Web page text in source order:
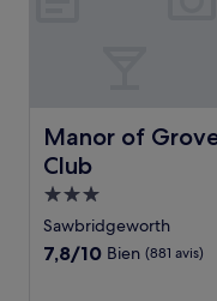
Manor of
Club
Manor of Groves
Hébergement
3.0 étoiles
Sawbridgeworth
7.8
7,8/10 Bien (881 avis)